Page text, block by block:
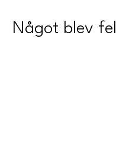
Något blev fel